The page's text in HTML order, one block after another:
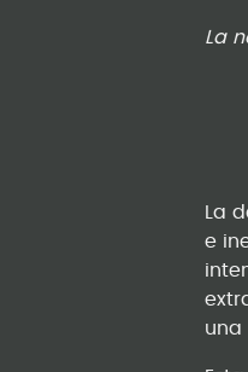
La
La
e
una